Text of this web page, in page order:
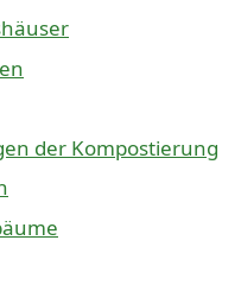
der Kompostierung